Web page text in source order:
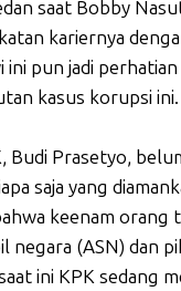
saat Bobby
kariernya
ini pun jadi
kasus korupsi ini.
Budi Prasetyo,
saja yang
keenam
negara (ASN) dan
ini KPK sedang